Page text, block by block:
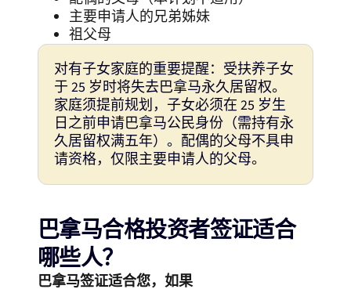
主要申请人的兄弟姊妹
祖父母
对有子女家庭的重要提醒：受扶养子女
于 25 岁时将失去巴拿马永久居留权。
家庭须提前规划，子女必须在 25 岁生
日之前申请巴拿马公民身份（需持有永
久居留权满五年）。配偶的父母不具申
请资格，仅限主要申请人的父母。
巴拿马合格投资者签证适合
哪些人？
巴拿马签证适合您，如果